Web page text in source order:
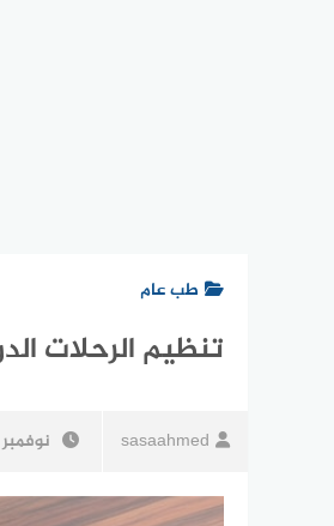
طب عام
تنظيم الرحلات
sasaahmed نوفمبر 27, 2025